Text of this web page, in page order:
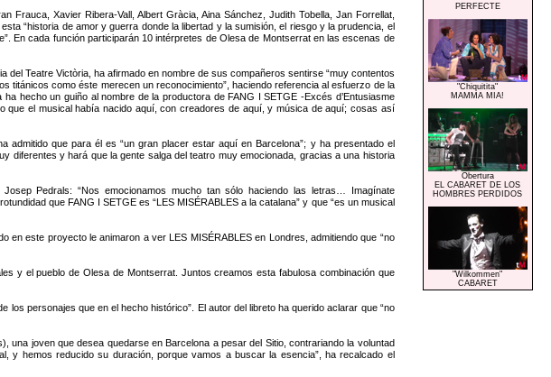
Frauca, Xavier Ribera-Vall, Albert Gràcia, Aina Sánchez, Judith Tobella, Jan Forrellat,
“historia de amor y guerra donde la libertad y la sumisión, el riesgo y la prudencia, el
En cada función participarán 10 intérpretes de Olesa de Montserrat en las escenas de
del Teatre Victòria, ha afirmado en nombre de sus compañeros sentirse “muy contentos
titánicos como éste merecen un reconocimiento”, haciendo referencia al esfuerzo de la
hecho un guiño al nombre de la productora de FANG I SETGE -Excés d’Entusiasme
que el musical había nacido aquí, con creadores de aquí, y música de aquí; cosas así
admitido que para él es “un gran placer estar aquí en Barcelona”; y ha presentado el
diferentes y hará que la gente salga del teatro muy emocionada, gracias a una historia
Pedrals: “Nos emocionamos mucho tan sólo haciendo las letras… Imagínate
que FANG I SETGE es “LES MISÉRABLES a la catalana” y que “es un musical
este proyecto le animaron a ver LES MISÉRABLES en Londres, admitiendo que “no
y el pueblo de Olesa de Montserrat. Juntos creamos esta fabulosa combinación que
personajes que en el hecho histórico”. El autor del libreto ha querido aclarar que “no
una joven que desea quedarse en Barcelona a pesar del Sitio, contrariando la voluntad
y hemos reducido su duración, porque vamos a buscar la esencia”, ha recalcado el
PERFECTE
"Chiquitita"
MAMMA MIA!
Obertura
EL CABARET DE LOS
HOMBRES PERDIDOS
"Wilkommen"
CABARET